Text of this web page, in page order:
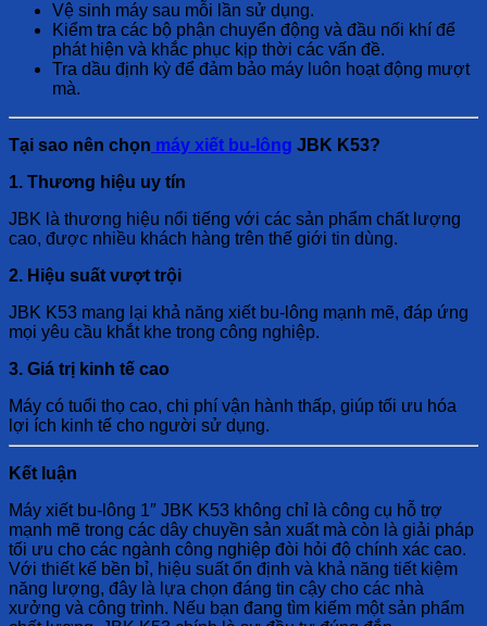
Vệ sinh máy sau mỗi lần sử dụng.
Kiểm tra các bộ phận chuyển động và đầu nối khí để
phát hiện và khắc phục kịp thời các vấn đề.
Tra dầu định kỳ để đảm bảo máy luôn hoạt động mượt
mà.
Tại sao nên chọn máy xiết bu-lông JBK K53?
1. Thương hiệu uy tín
JBK là thương hiệu nổi tiếng với các sản phẩm chất lượng
cao, được nhiều khách hàng trên thế giới tin dùng.
2. Hiệu suất vượt trội
JBK K53 mang lại khả năng xiết bu-lông mạnh mẽ, đáp ứng
mọi yêu cầu khắt khe trong công nghiệp.
3. Giá trị kinh tế cao
Máy có tuổi thọ cao, chi phí vận hành thấp, giúp tối ưu hóa
lợi ích kinh tế cho người sử dụng.
Kết luận
Máy xiết bu-lông 1″ JBK K53 không chỉ là công cụ hỗ trợ
mạnh mẽ trong các dây chuyền sản xuất mà còn là giải pháp
tối ưu cho các ngành công nghiệp đòi hỏi độ chính xác cao.
Với thiết kế bền bỉ, hiệu suất ổn định và khả năng tiết kiệm
năng lượng, đây là lựa chọn đáng tin cậy cho các nhà
xưởng và công trình. Nếu bạn đang tìm kiếm một sản phẩm